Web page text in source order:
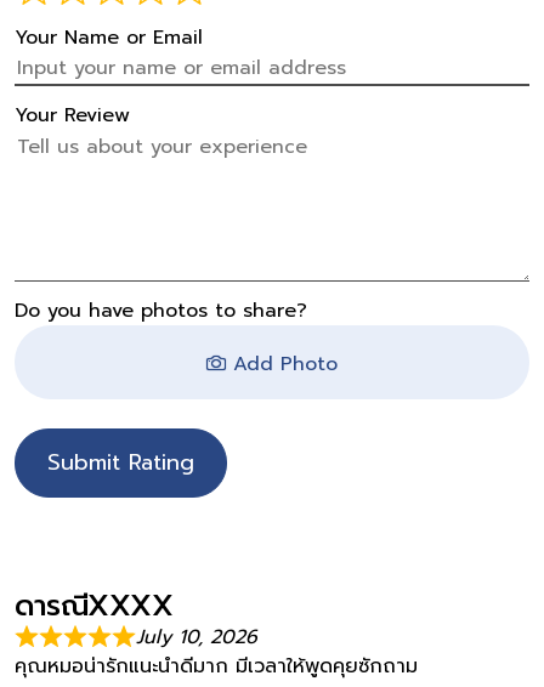
Your Name or Email
Your Review
Do you have photos to share?
Add Photo
Submit Rating
ดารณีXXXX
July 10, 2026
คุณหมอน่ารักแนะนำดีมาก มีเวลาให้พูดคุยซักถาม